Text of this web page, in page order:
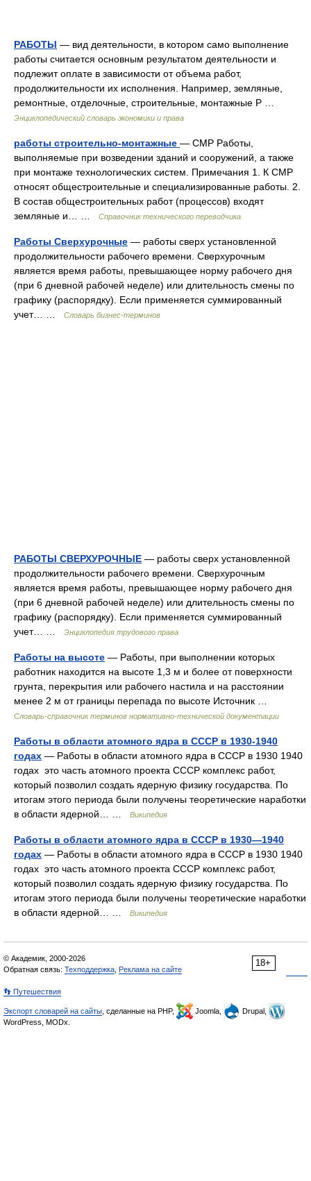
РАБОТЫ — вид деятельности, в котором само выполнение
работы считается основным результатом деятельности и
подлежит оплате в зависимости от объема работ,
продолжительности их исполнения. Например, земляные,
ремонтные, отделочные, строительные, монтажные Р …
Энциклопедический словарь экономики и права
работы строительно-монтажные — СМР Работы,
выполняемые при возведении зданий и сооружений, а также
при монтаже технологических систем. Примечания 1. К СМР
относят общестроительные и специализированные работы. 2.
В состав общестроительных работ (процессов) входят
земляные и… …
Справочник технического переводчика
Работы Сверхурочные — работы сверх установленной
продолжительности рабочего времени. Сверхурочным
является время работы, превышающее норму рабочего дня
(при 6 дневной рабочей неделе) или длительность смены по
графику (распорядку). Если применяется суммированный
учет… …
Словарь бизнес-терминов
РАБОТЫ СВЕРХУРОЧНЫЕ — работы сверх установленной
продолжительности рабочего времени. Сверхурочным
является время работы, превышающее норму рабочего дня
(при 6 дневной рабочей неделе) или длительность смены по
графику (распорядку). Если применяется суммированный
учет… …
Энциклопедия трудового права
Работы на высоте — Работы, при выполнении которых
работник находится на высоте 1,3 м и более от поверхности
грунта, перекрытия или рабочего настила и на расстоянии
менее 2 м от границы перепада по высоте Источник …
Словарь-справочник терминов нормативно-технической документации
Работы в области атомного ядра в СССР в 1930-1940
годах — Работы в области атомного ядра в СССР в 1930 1940
годах это часть атомного проекта СССР комплекс работ,
который позволил создать ядерную физику государства. По
итогам этого периода были получены теоретические наработки
в области ядерной… …
Википедия
Работы в области атомного ядра в СССР в 1930—1940
годах — Работы в области атомного ядра в СССР в 1930 1940
годах это часть атомного проекта СССР комплекс работ,
который позволил создать ядерную физику государства. По
итогам этого периода были получены теоретические наработки
в области ядерной… …
Википедия
18+
© Академик, 2000-2026
Обратная связь: Техподдержка Реклама на сайте
👣 Путешествия
Экспорт словарей на сайты , сделанные на PHP, Joomla,
Drupal,
WordPress, MODx.